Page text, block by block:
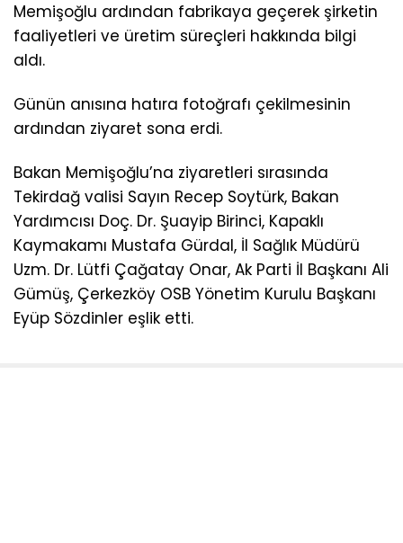
Memişoğlu ardından fabrikaya geçerek şirketin
faaliyetleri ve üretim süreçleri hakkında bilgi
aldı.
Günün anısına hatıra fotoğrafı çekilmesinin
ardından ziyaret sona erdi.
Bakan Memişoğlu’na ziyaretleri sırasında
Tekirdağ valisi Sayın Recep Soytürk, Bakan
Yardımcısı Doç. Dr. Şuayip Birinci, Kapaklı
Kaymakamı Mustafa Gürdal, İl Sağlık Müdürü
Uzm. Dr. Lütfi Çağatay Onar, Ak Parti İl Başkanı Ali
Gümüş, Çerkezköy OSB Yönetim Kurulu Başkanı
Eyüp Sözdinler eşlik etti.